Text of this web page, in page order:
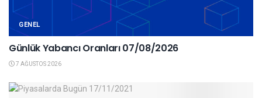
GENEL
Günlük Yabancı Oranları 07/08/2026
7 AĞUSTOS 2026